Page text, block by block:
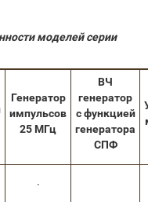
моделей серии
Генератор
импульсов
25 МГц
ВЧ
генератор
с функцией
генератора
СПФ
·